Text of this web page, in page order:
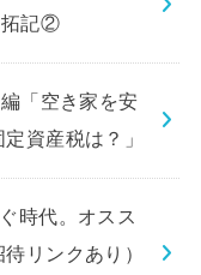
拓記②
「空き家を安
資産税は？」
時代。オスス
リンクあり）